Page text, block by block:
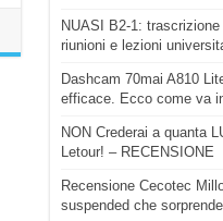
NUASI B2-1:
riunioni e lezioni
Dashcam 70mai A810
efficace. Ecco come va
NON Crederai a quanta
Letour! – RECENSIONE
Recensione Cecotec
suspended che